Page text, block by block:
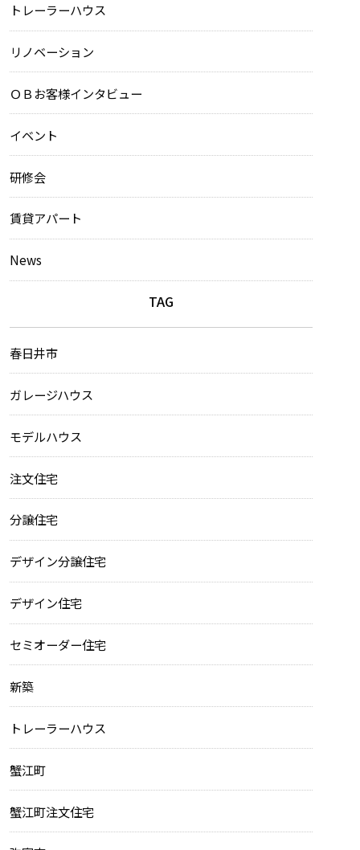
トレーラーハウス
リノベーション
ＯＢお客様インタビュー
イベント
研修会
賃貸アパート
News
TAG
春日井市
ガレージハウス
モデルハウス
注文住宅
分譲住宅
デザイン分譲住宅
デザイン住宅
セミオーダー住宅
新築
トレーラーハウス
蟹江町
蟹江町注文住宅